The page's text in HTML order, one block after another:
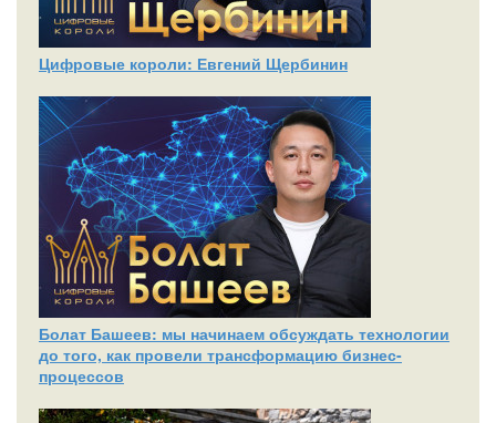
Цифровые короли: Евгений Щербинин
Болат Башеев: мы начинаем обсуждать технологии
до того, как провели трансформацию бизнес-
процессов